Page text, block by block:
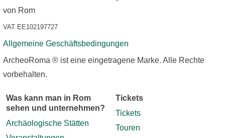
von Rom
VAT EE102197727
Allgemeine Geschäftsbedingungen
ArcheoRoma ® ist eine eingetragene Marke. Alle Rechte
vorbehalten.
Was kann man in Rom
sehen und unternehmen?
Archäologische Stätten
Tickets
Tickets
Touren